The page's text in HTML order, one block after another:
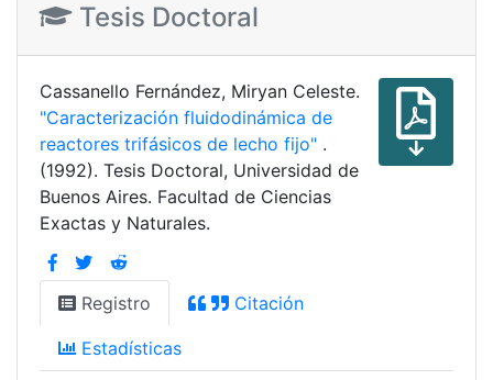
Tesis Doctoral
Cassanello Fernández, Miryan Celeste.
"Caracterización fluidodinámica de
reactores trifásicos de lecho fijo" .
(1992). Tesis Doctoral, Universidad de
Buenos Aires. Facultad de Ciencias
Exactas y Naturales.
Registro Citación
Estadísticas